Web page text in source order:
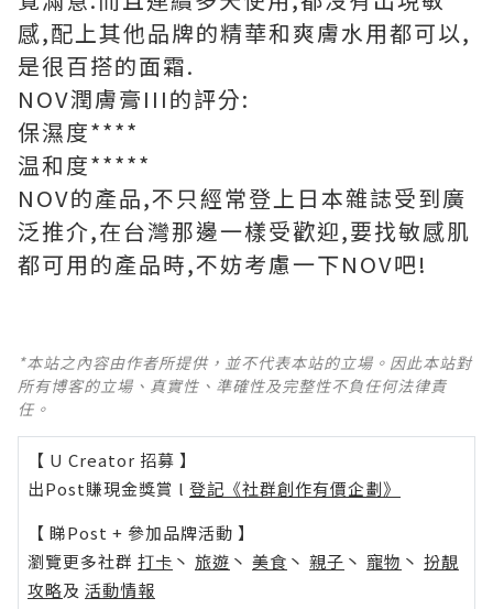
感,配上其他品牌的精華和爽膚水用都可以,
是很百搭的面霜.
NOV潤膚膏III的評分:
保濕度****
温和度*****
NOV的產品,不只經常登上日本雜誌受到廣
泛推介,在台灣那邊一樣受歡迎,要找敏感肌
都可用的產品時,不妨考慮一下NOV吧!
*本站之內容由作者所提供，並不代表本站的立場。因此本站對
所有博客的立場、真實性、準確性及完整性不負任何法律責
任。
【 U Creator 招募 】
出Post賺現金獎賞 l 登記《社群創作有價企劃》
【 睇Post + 參加品牌活動 】
瀏覽更多社群 打卡 丶 旅遊 丶 美食 丶 親子 丶 寵物 丶 扮靚
攻略及 活動情報